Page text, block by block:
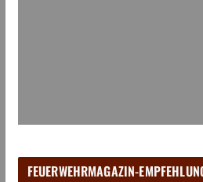
FEUERWEHRMAGAZIN-